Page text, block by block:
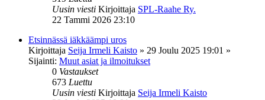
Uusin viesti Kirjoittaja SPL-Raahe Ry.
22 Tammi 2026 23:10
Etsinnässä iäkkäämpi uros
Kirjoittaja Seija Irmeli Kaisto » 29 Joulu 2025 19:01 »
Sijainti: Muut asiat ja ilmoitukset
0 Vastaukset
673 Luettu
Uusin viesti Kirjoittaja Seija Irmeli Kaisto